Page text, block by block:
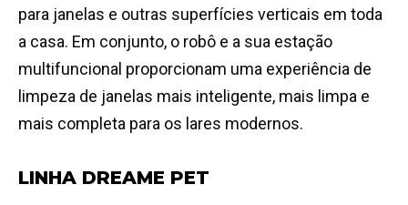
para janelas e outras superfícies verticais em toda
a casa. Em conjunto, o robô e a sua estação
multifuncional proporcionam uma experiência de
limpeza de janelas mais inteligente, mais limpa e
mais completa para os lares modernos.
LINHA DREAME PET